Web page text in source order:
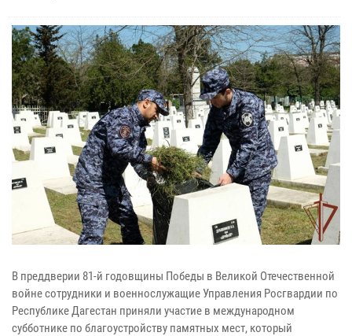
В преддверии 81-й годовщины Победы в Великой Отечественной
войне сотрудники и военнослужащие Управления Росгвардии по
Республике Дагестан приняли участие в международном
субботнике по благоустройству памятных мест, который